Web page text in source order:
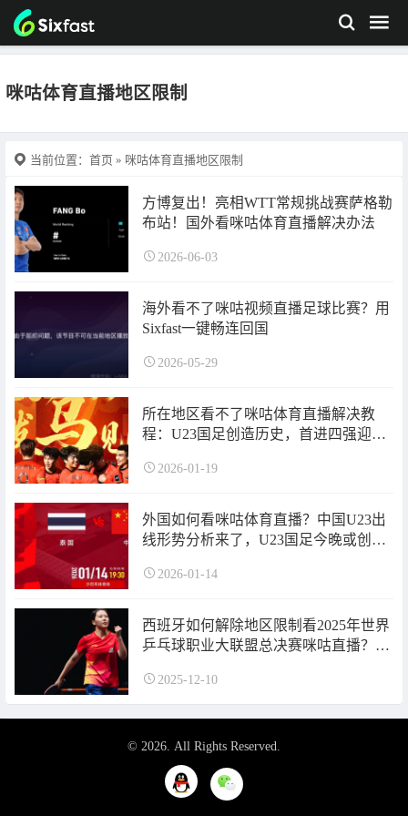
咪咕体育直播地区限制
当前位置： 首页 » 咪咕体育直播地区限制
方博复出！亮相WTT常规挑战赛萨格勒
布站！国外看咪咕体育直播解决办法
2026-06-03
海外看不了咪咕视频直播足球比赛？用
Sixfast一键畅连回国
2026-05-29
所在地区看不了咪咕体育直播解决教
程：U23国足创造历史，首进四强迎战
2026-01-19
外国如何看咪咕体育直播？中国U23出
线形势分析来了，U23国足今晚或创造
2026-01-14
西班牙如何解除地区限制看2025年世界
乒乓球职业大联盟总决赛咪咕直播？首
2025-12-10
© 2026. All Rights Reserved.